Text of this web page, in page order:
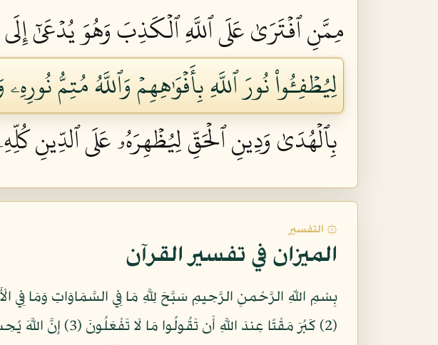
مِمَّنِ ٱفۡتَرَىٰ عَلَى ٱللَّهِ ٱلۡكَذِبَ وَهُوَ يُدۡعَىٰٓ إِلَى
لِيُطۡفِـُٔواْ نُورَ ٱللَّهِ بِأَفۡوَٰهِهِمۡ وَٱللَّهُ مُتِمُّ
بِٱلۡهُدَىٰ وَدِينِ ٱلۡحَقِّ لِيُظۡهِرَهُۥ عَلَى ٱلدِّينِ
۞ التفسير
الميزان في تفسير القرآن